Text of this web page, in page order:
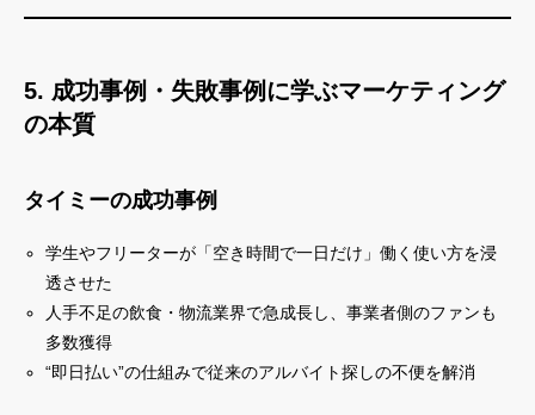
5. 成功事例・失敗事例に学ぶマーケティング
の本質
タイミーの成功事例
学生やフリーターが「空き時間で一日だけ」働く使い方を浸
透させた
人手不足の飲食・物流業界で急成長し、事業者側のファンも
多数獲得
“即日払い”の仕組みで従来のアルバイト探しの不便を解消